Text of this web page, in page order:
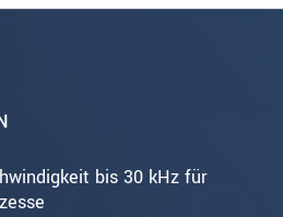
bis 30 kHz für